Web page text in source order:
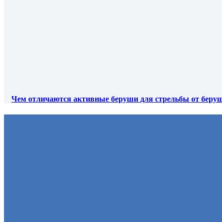
Чем отличаются активные беруши для стрельбы от